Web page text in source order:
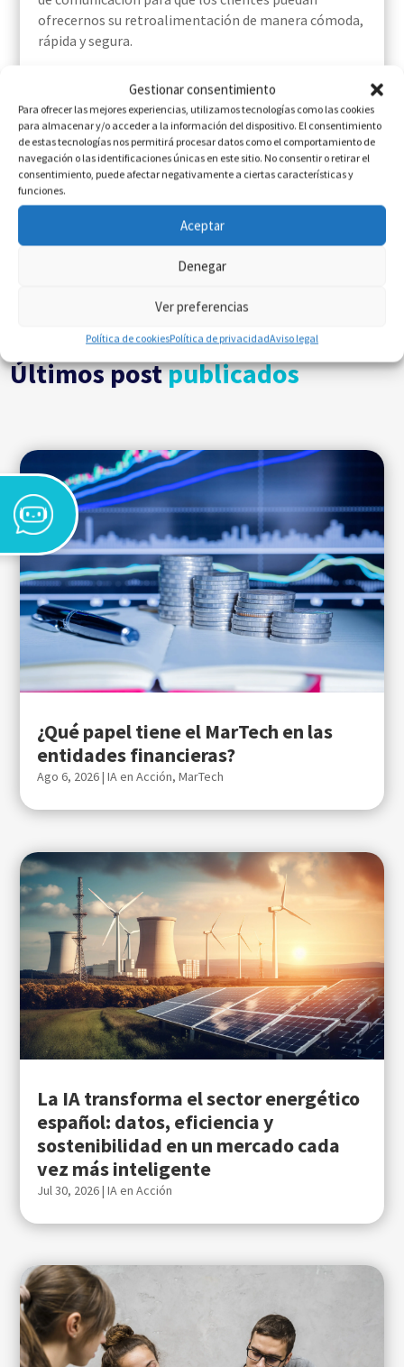
Gestionar consentimiento
Para ofrecer las mejores experiencias, utilizamos tecnologías como las cookies
para almacenar y/o acceder a la información del dispositivo. El consentimiento
de estas tecnologías nos permitirá procesar datos como el comportamiento de
navegación o las identificaciones únicas en este sitio. No consentir o retirar el
consentimiento, puede afectar negativamente a ciertas características y
funciones.
Aceptar
Denegar
Ver preferencias
Política de cookiesPolítica de privacidadAviso legal
ofrecernos su retroalimentación de manera cómoda,
rápida y segura.
las empresas están apostando cada vez más porque,
aunque es un área del marketing compleja y que
requiere de estrategiasmuy cualificadas , recursos
suficientes y supervisión adecuada,ofrece resultados
muy sólidos y a largo plazo.
Geomarketing: cómo sacar partido a tu base de datos
Últimos postpublicados
¿Qué papel tiene el MarTech en las
entidades financieras?
Ago 6, 2026|IA en Acción,MarTech
La IA transforma el sector energético
español: datos, eficiencia y
sostenibilidad en un mercado cada
vez más inteligente
Jul 30, 2026|IA en Acción